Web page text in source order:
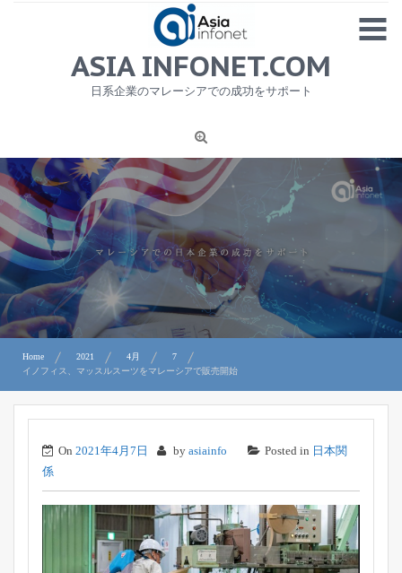
MENU
1
ニュース
労務サービス
プライバシーポリシー及び著作権について
お問合せ
ASIA INFONET.COM
日系企業のマレーシアでの成功をサポート
Home 2021 4月
7
イノフィス、マッスルスーツをマレーシアで販売開始
On 2021年4月7日 by asiainfo Posted in 日本関
係